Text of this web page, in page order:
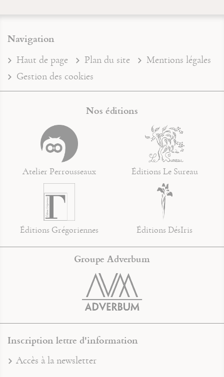
Navigation
Haut de page Plan du site
Mentions légales
Gestion des cookies
Nos éditions
Atelier Perrousseaux Éditions Le Sureau
Éditions Grégoriennes Éditions DésIris
Groupe Adverbum
Inscription lettre d'information
Accès à la newsletter